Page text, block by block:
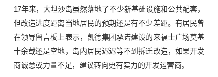
17年来，大坦沙岛虽然落地了不少新基础设施和公共配套，
但改造进度距离当地居民的预期还是有不少差距。有居民曾
在领导留言板上表示，凯德集团承诺建设的来福士广场奠基
十余载还是空地，岛内居民迟迟等不到拆迁改造，如果开发
商诚意或力量不足，建议转向更有实力的开发运营商。